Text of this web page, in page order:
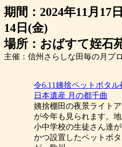
期間：2024年11月17
14日(金)
場所：おばすて姪石
主催：信州さらしな田毎の月プ
令6.11姨捨ペットボタル
日本遺産 月の都千曲
姨捨棚田の夜景ライト
が今年も見られます。
小中学校の生徒さん達
かつ設置したペットボ